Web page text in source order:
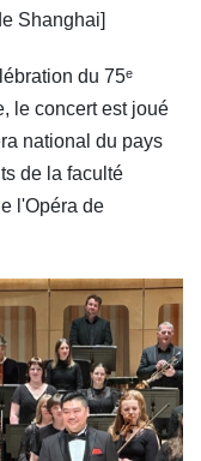
Shanghai]
du 75ᵉ
le concert est joué
national du pays
de la faculté
l'Opéra de